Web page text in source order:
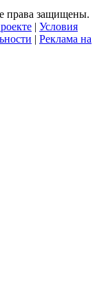
права защищены.
| Условия
| Реклама на